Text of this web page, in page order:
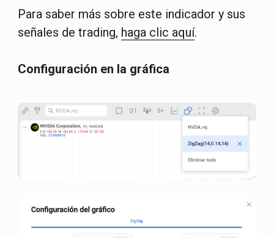
Para saber más sobre este indicador y sus
señales de trading, haga clic aquí.
Configuración en la gráfica